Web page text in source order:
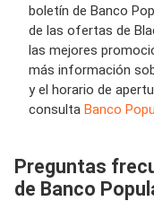
boletín de Banco
de las ofertas de
las mejores
más información
y el horario de
consulta Banco
Preguntas
de Banco